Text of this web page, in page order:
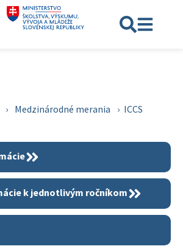
› Medzinárodné merania › ICCS
k jednotlivým ročníkom